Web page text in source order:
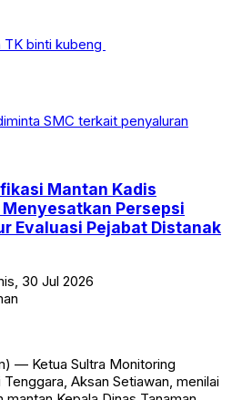
TK binti kubeng
Mantan Kadis
Persepsi
Evaluasi Pejabat Distanak
30 Jul 2026
— Ketua Sultra Monitoring
Aksan Setiawan, menilai